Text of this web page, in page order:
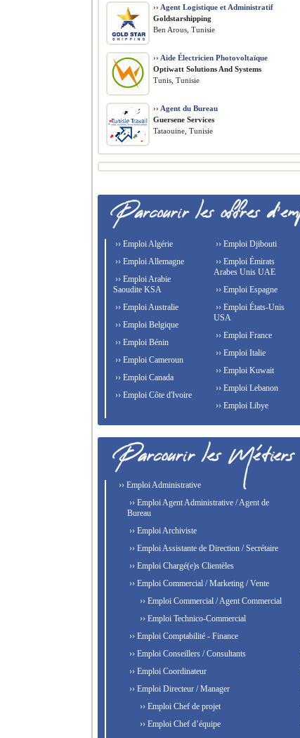
›› Agent Logistique et Administratif
Goldstarshipping
Ben Arous, Tunisie
›› Aide Électricien Photovoltaïque
Optiwatt Solutions And Systems
Tunis, Tunisie
›› Agent du Bureau
Guersene Services
Tataouine, Tunisie
›› Emploi Algérie
›› Emploi Allemagne
›› Emploi Arabie
Saoudite KSA
›› Emploi Australie
›› Emploi Belgique
›› Emploi Bénin
›› Emploi Cameroun
›› Emploi Canada
›› Emploi Côte d'Ivoire
›› Emploi Djibouti
›› Emploi Émirats
Arabes Unis UAE
›› Emploi Espagne
›› Emploi États-Unis
USA
›› Emploi France
›› Emploi Italie
›› Emploi Kuwait
›› Emploi Lebanon
›› Emploi Libye
›› Emploi Administrative
›› Emploi Agent Administrative / Agent de
Bureau
›› Emploi Archiviste
›› Emploi Assistante de Direction / Secrétaire
›› Emploi Chargé(e)s Clientèles
›› Emploi Commercial / Marketing / Vente
›› Emploi Commercial / Agent Commercial
›› Emploi Technico-Commercial
›› Emploi Comptabilité - Finance
›› Emploi Conseillers / Consultants
›› Emploi Coordinateur
›› Emploi Directeur / Manager
›› Emploi Chef de projet
›› Emploi Chef d’équipe